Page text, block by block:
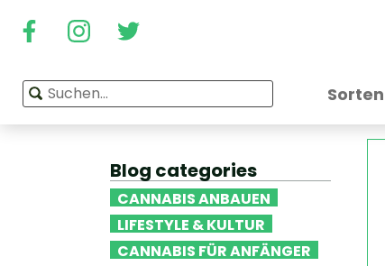
Sorten
Blog categories
CANNABIS ANBAUEN
LIFESTYLE & KULTUR
CANNABIS FÜR ANFÄNGER